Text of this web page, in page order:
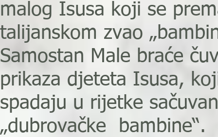
malog Isusa koji se
talijanskom zvao
Samostan Male braće
prikaza djeteta Isusa,
spadaju u rijetke
„dubrovačke bambine“.